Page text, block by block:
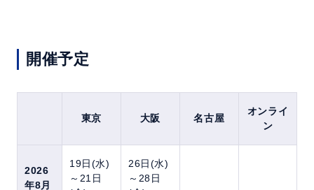
開催予定
東京 大阪 名古屋
オンライ
ン
2026
年8月
19日(水)
～21日
26日(水)
～28日